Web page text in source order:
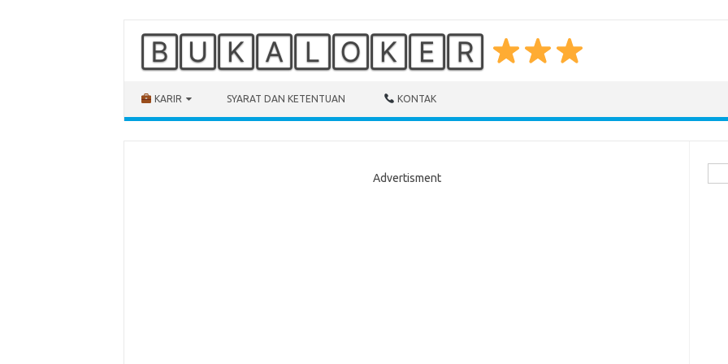
🄱🅄🄺🄰🄻🄾🄺🄴🅁
KARIR SYARAT DAN KETENTUAN KONTAK
Advertisment
Cari